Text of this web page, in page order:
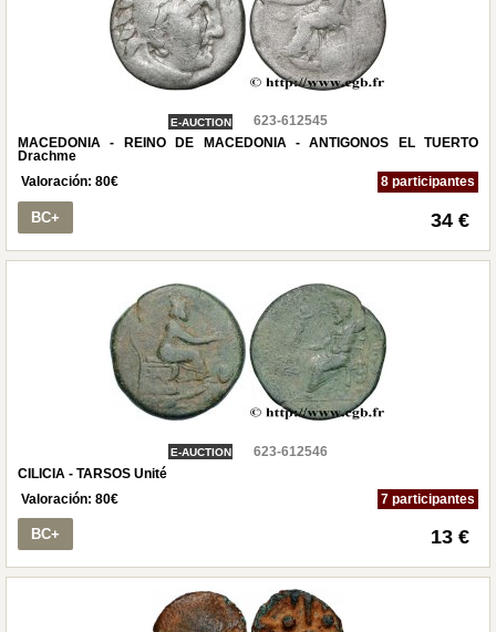
E-AUCTION
623-612545
MACEDONIA - REINO DE MACEDONIA - ANTIGONOS EL TUERTO
Drachme
Valoración: 80€ 8 participantes
BC+ 34 €
E-AUCTION
623-612546
CILICIA - TARSOS Unité
Valoración: 80€ 7 participantes
BC+ 13 €